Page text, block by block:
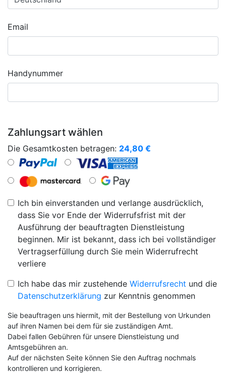
Email
Handynummer
Zahlungsart wählen
Die Gesamtkosten betragen: 24,80 €
Ich bin einverstanden und verlange ausdrücklich,
dass Sie vor Ende der Widerrufsfrist mit der
Ausführung der beauftragten Dienstleistung
beginnen. Mir ist bekannt, dass ich bei vollständiger
Vertragserfüllung durch Sie mein Widerrufrecht
verliere
Ich habe das mir zustehende Widerrufsrecht und die
Datenschutzerklärung zur Kenntnis genommen
Sie beauftragen uns hiermit, mit der Bestellung von Urkunden
auf ihren Namen bei dem für sie zuständigen Amt.
Dabei fallen Gebühren für unsere Dienstleistung und
Amtsgebühren an.
Auf der nächsten Seite können Sie den Auftrag nochmals
kontrollieren und korrigieren.